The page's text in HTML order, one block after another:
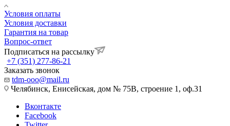
Условия оплаты
Условия доставки
Гарантия на товар
Вопрос-ответ
Подписаться на рассылку
+7 (351) 277-86-21
Заказать звонок
tdm-ooo@mail.ru
Челябинск, Енисейская, дом № 75В, строение 1, оф.31
Вконтакте
Facebook